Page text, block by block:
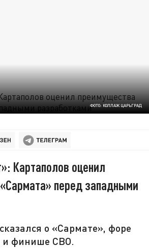
ФОТО: КОЛЛАЖ ЦАРЬГРАД
Картаполов оценил
перед западными
о «Сармате», форе
и финише СВО.